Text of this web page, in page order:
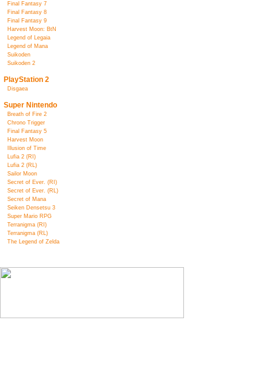
Final Fantasy 7
Final Fantasy 8
Final Fantasy 9
Harvest Moon: BtN
Legend of Legaia
Legend of Mana
Suikoden
Suikoden 2
PlayStation 2
Disgaea
Super Nintendo
Breath of Fire 2
Chrono Trigger
Final Fantasy 5
Harvest Moon
Illusion of Time
Lufia 2 (RI)
Lufia 2 (RL)
Sailor Moon
Secret of Ever. (RI)
Secret of Ever. (RL)
Secret of Mana
Seiken Densetsu 3
Super Mario RPG
Terranigma (RI)
Terranigma (RL)
The Legend of Zelda